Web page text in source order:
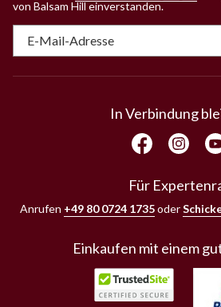
von Balsam Hill einverstanden.
In Verbindung
Für
Anrufen +49 80 0724 1735oder
Einkaufen mit einem